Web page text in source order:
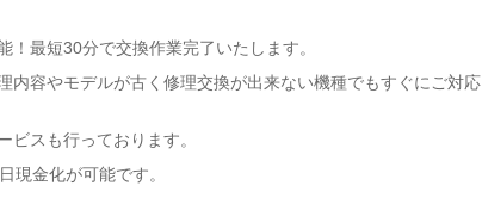
最短30分で交換作業完了いたします。
内容やモデルが古く修理交換が出来ない機種でもすぐにご対応
ビスも行っております。
現金化が可能です。